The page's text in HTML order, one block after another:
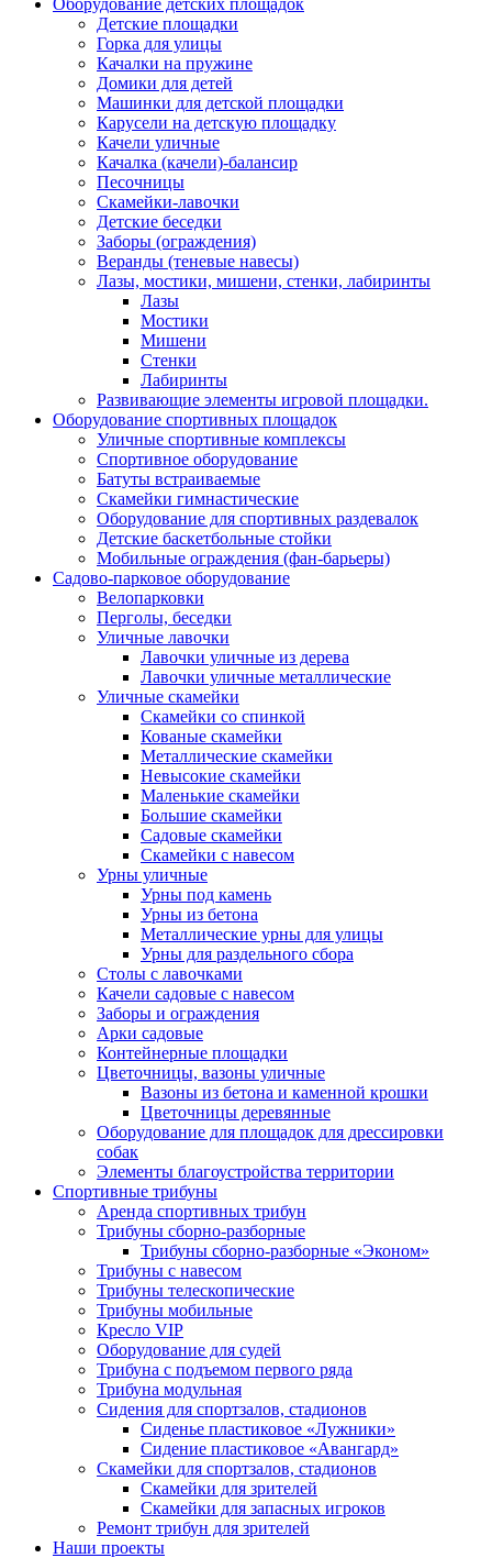
Оборудование детских площадок
Детские площадки
Горка для улицы
Качалки на пружине
Домики для детей
Машинки для детской площадки
Карусели на детскую площадку
Качели уличные
Качалка (качели)-балансир
Песочницы
Скамейки-лавочки
Детские беседки
Заборы (ограждения)
Веранды (теневые навесы)
Лазы, мостики, мишени, стенки, лабиринты
Лазы
Мостики
Мишени
Стенки
Лабиринты
Развивающие элементы игровой площадки.
Оборудование спортивных площадок
Уличные спортивные комплексы
Спортивное оборудование
Батуты встраиваемые
Скамейки гимнастические
Оборудование для спортивных раздевалок
Детские баскетбольные стойки
Мобильные ограждения (фан-барьеры)
Садово-парковое оборудование
Велопарковки
Перголы, беседки
Уличные лавочки
Лавочки уличные из дерева
Лавочки уличные металлические
Уличные скамейки
Скамейки со спинкой
Кованые скамейки
Металлические скамейки
Невысокие скамейки
Маленькие скамейки
Большие скамейки
Садовые скамейки
Скамейки с навесом
Урны уличные
Урны под камень
Урны из бетона
Металлические урны для улицы
Урны для раздельного сбора
Столы с лавочками
Качели садовые с навесом
Заборы и ограждения
Арки садовые
Контейнерные площадки
Цветочницы, вазоны уличные
Вазоны из бетона и каменной крошки
Цветочницы деревянные
Оборудование для площадок для дрессировки
собак
Элементы благоустройства территории
Спортивные трибуны
Аренда спортивных трибун
Трибуны сборно-разборные
Трибуны сборно-разборные «Эконом»
Трибуны с навесом
Трибуны телескопические
Трибуны мобильные
Кресло VIP
Оборудование для судей
Трибуна с подъемом первого ряда
Трибуна модульная
Сидения для спортзалов, стадионов
Сиденье пластиковое «Лужники»
Сидение пластиковое «Авангард»
Скамейки для спортзалов, стадионов
Скамейки для зрителей
Скамейки для запасных игроков
Ремонт трибун для зрителей
Наши проекты